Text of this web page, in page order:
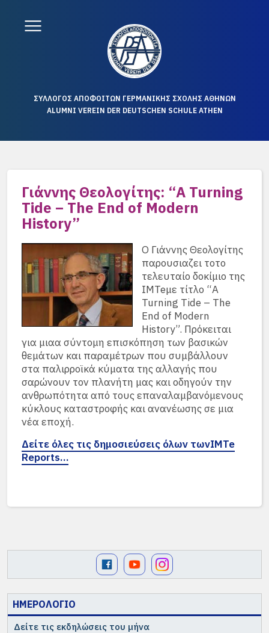
ΣΥΛΛΟΓΟΣ ΑΠΟΦΟΙΤΩΝ ΓΕΡΜΑΝΙΚΗΣ ΣΧΟΛΗΣ ΑΘΗΝΩΝ
ALUMNI VEREIN DER DEUTSCHEN SCHULE ATHEN
ΗΜΕΡΟΛΟΓΙΟ
Δείτε τις εκδηλώσεις του μήνα
Γιάννης Θεολογίτης: “A Turning
Tide – The End of Modern
History”
Ο Γιάννης Θεολογίτης
παρουσιαζει τοτο
τελευταίο δοκίμιο της
IMTeμε τίτλο “A
Turning Tide – The
End of Modern
History”. Πρόκειται
για μιαα σύντομη επισκόπηση των βασικών
θεμάτων και παραμέτρων που συμβάλλουν
στα παλιρροϊκά κύματα της αλλαγής που
σαρώνουν τον πλανήτη μας και οδηγούν την
ανθρωπότητα από τους επαναλαμβανόμενους
κύκλους καταστροφής και ανανέωσης σε μια
νέα εποχή.
Δείτε όλες τις δημοσιεύσεις όλων τωνIMTe
Reports…